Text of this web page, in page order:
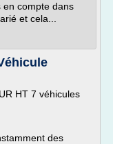
en compte dans
et cela...
HT 7 véhicules
des